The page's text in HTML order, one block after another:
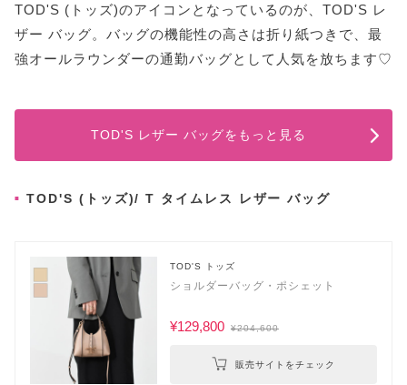
TOD'S (トッズ)のアイコンとなっているのが、TOD'S レ
ザー バッグ。バッグの機能性の高さは折り紙つきで、最
強オールラウンダーの通勤バッグとして人気を放ちます♡
TOD'S レザー バッグをもっと見る
TOD'S (トッズ)/ T タイムレス レザー バッグ
TOD'S トッズ
ショルダーバッグ・ポシェット
¥129,800 ¥204,600
販売サイトをチェック